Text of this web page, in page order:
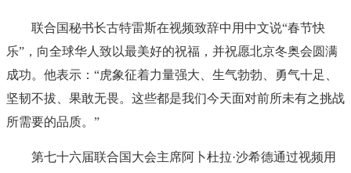
联合国秘书长古特雷斯在视频致辞中用中文说“春节快
乐”，向全球华人致以最美好的祝福，并祝愿北京冬奥会圆满
成功。他表示：“虎象征着力量强大、生气勃勃、勇气十足、
坚韧不拔、果敢无畏。这些都是我们今天面对前所未有之挑战
所需要的品质。”
第七十六届联合国大会主席阿卜杜拉·沙希德通过视频用